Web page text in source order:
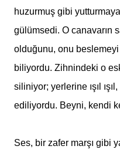
huzurmuş gibi
gülümsedi. O canavarın
olduğunu, onu beslemeyi
biliyordu. Zihnindeki o
siliniyor; yerlerine ışıl
ediliyordu. Beyni, kendi
Ses, bir zafer marşı gibi